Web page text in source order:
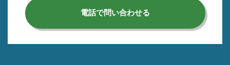
電話で問い合わせる